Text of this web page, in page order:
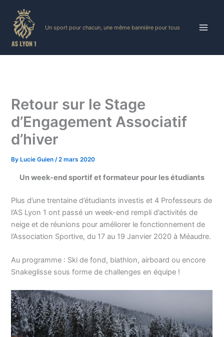
content
Un sport pour chacun, une même bannière pour tous
Retour sur le Stage
d’Engagement Associatif
d’hiver
By Lucie Guien/2 mars 2020
Un week-end sportif et formateur pour les étudiants
Plus d’une trentaine d’étudiants investis et 4 Professeurs de
l’AS Lyon 1 ont passé un week-end rempli d’activités de
neige et de réunions pour améliorer le fonctionnement de
l’Association Sportive, du 17 au 19 Janvier 2020 à Méaudre.
Au programme : Ski de fond, biathlon, airboard ou encore
Snakeglisse sous forme de challenges en équipe !